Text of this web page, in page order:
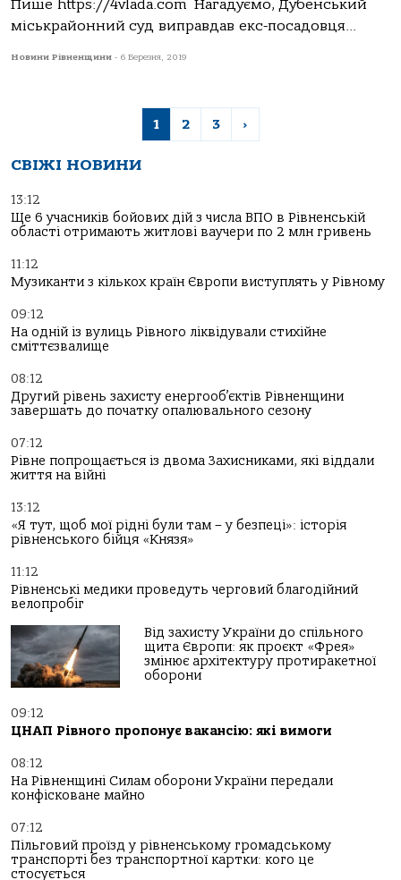
Пише https://4vlada.com Нагадуємо, Дубенський
міськрайонний суд виправдав екс-посадовця...
Новини Рівненщини - 6 Березня, 2019
1 2 3 ›
СВІЖІ НОВИНИ
13:12
Ще 6 учасників бойових дій з числа ВПО в Рівненській
області отримають житлові ваучери по 2 млн гривень
11:12
Музиканти з кількох країн Європи виступлять у Рівному
09:12
На одній із вулиць Рівного ліквідували стихійне
сміттєзвалище
08:12
Другий рівень захисту енергооб’єктів Рівненщини
завершать до початку опалювального сезону
07:12
Рівне попрощається із двома Захисниками, які віддали
життя на війні
13:12
«Я тут, щоб мої рідні були там – у безпеці»: історія
рівненського бійця «Князя»
11:12
Рівненські медики проведуть черговий благодійний
велопробіг
Від захисту України до спільного
щита Європи: як проєкт «Фрея»
змінює архітектуру протиракетної
оборони
09:12
ЦНАП Рівного пропонує вакансію: які вимоги
08:12
На Рівненщині Силам оборони України передали
конфісковане майно
07:12
Пільговий проїзд у рівненському громадському
транспорті без транспортної картки: кого це
стосується